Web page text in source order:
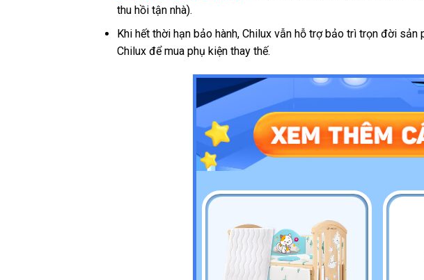
thu hồi tận nhà).
Khi hết thời hạn bảo hành, Chilux vẫn hỗ trợ bảo trì trọn đời
Chilux để mua phụ kiện thay thế.